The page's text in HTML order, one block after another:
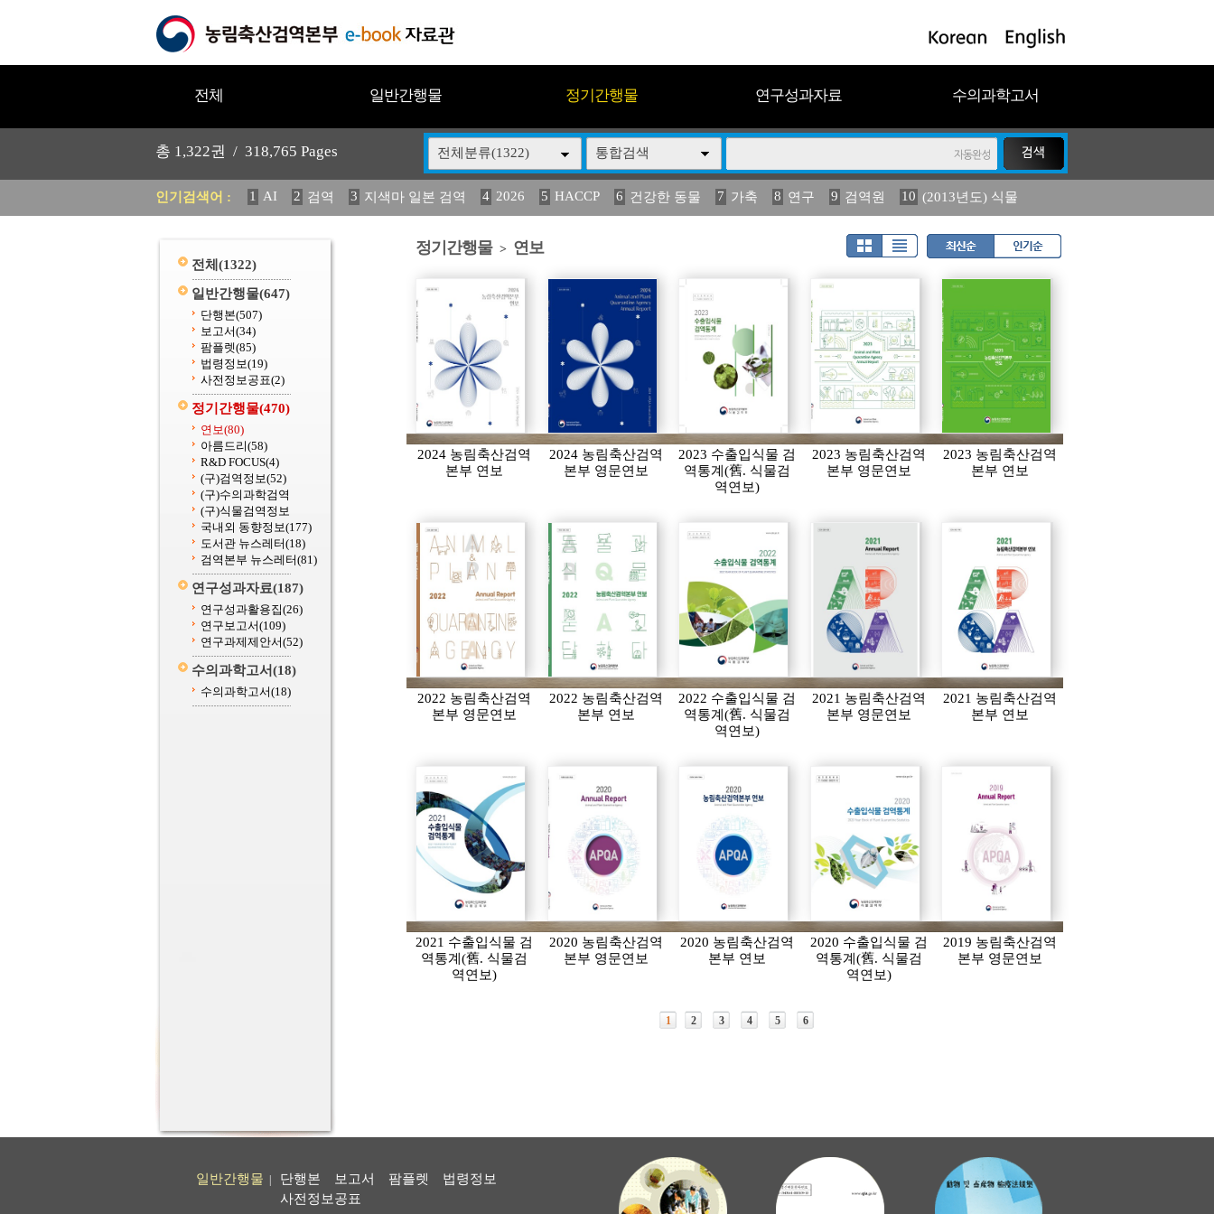
전체 일반간행물 정기간행물 연구성과자료 수의과학고서
총 1,322권 / 318,765 Pages 전체분류(1322) 통합검색
인기검색어 : 1 AI 2 검역 3 지색마 일본 검역 4 2026 5 HACCP 6 건강한 동물 7 가축 8 연구 9 검역원 10 (2013년도) 식물
11 2025 12 중독성 식물 도감 13 媛 異 14 (2013년도) 식 15 구제역 16 관리 17 연보 18 2023 19 농림수산
전체 (1322)
일반간행물(647)
단행본(507)
보고서(34)
팜플렛(85)
법령정보(19)
사전정보공표(2)
정기간행물(470)
연보(80)
아름드리(58)
R&D FOCUS(4)
(구)검역정보(52)
(구)수의과학검역
(구)식물검역정보
국내외 동향정보(177)
도서관 뉴스레터(18)
검역본부 뉴스레터(81)
연구성과자료(187)
연구성과활용집(26)
연구보고서(109)
연구과제제안서(52)
수의과학고서(18)
수의과학고서(18)
정기간행물 > 연보
2024 농림축산검역
본부 연보
2024 농림축산검역
본부 영문연보
2023 수출입식물 검
역통계(舊. 식물검
역연보)
2023 농림축산검역
본부 영문연보
2023 농림축산검역
본부 연보
2022 농림축산검역
본부 영문연보
2022 농림축산검역
본부 연보
2022 수출입식물 검
역통계(舊. 식물검
역연보)
2021 농림축산검역
본부 영문연보
2021 농림축산검역
본부 연보
2021 수출입식물 검
역통계(舊. 식물검
역연보)
2020 농림축산검역
본부 영문연보
2020 농림축산검역
본부 연보
2020 수출입식물 검
역통계(舊. 식물검
역연보)
2019 농림축산검역
본부 영문연보
1 2 3 4 5 6
일반간행물 단행본 보고서 팜플렛
법령정보
사전정보공표